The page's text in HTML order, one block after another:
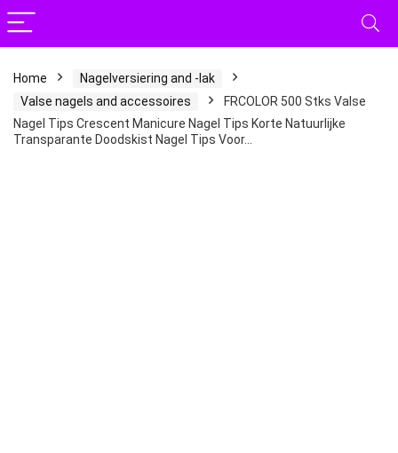
Home
Nagelversiering and -lak
Valse nagels and accessoires
FRCOLOR 500 Stks Valse
Nagel Tips Crescent Manicure Nagel Tips Korte Natuurlijke
Transparante Doodskist Nagel Tips Voor…